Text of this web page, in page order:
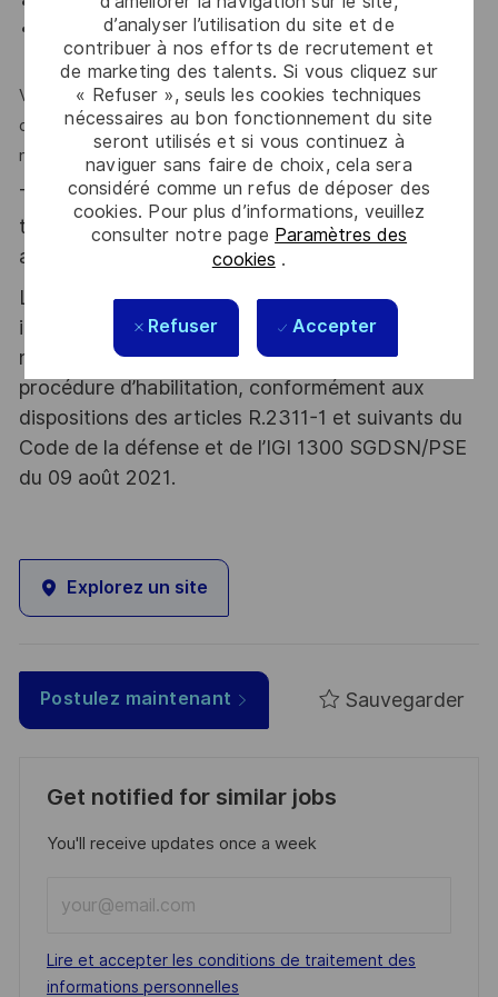
d’analyser l’utilisation du site et de
contribuer à nos efforts de recrutement et
de marketing des talents. Si vous cliquez sur
« Refuser », seuls les cookies techniques
nécessaires au bon fonctionnement du site
seront utilisés et si vous continuez à
naviguer sans faire de choix, cela sera
considéré comme un refus de déposer des
cookies. Pour plus d’informations, veuillez
consulter notre page Paramètres des
cookies .
Refuser Accepter
Validation du bon fonctionnement par des tests
unitaires, tests d’intégration et tests fonctionnels.
Vous vous reconnaissez dans ce profil et souhaitez relever
de nouveaux défis au cœur des enjeux de souveraineté
nationale ? Rejoignez-nous !
Thales, entreprise Handi-Engagée, reconnait
tous les talents. La diversité est notre meilleur
atout. Postulez et rejoignez nous !
Le poste pouvant nécessiter d'accéder à des
informations relevant du secret de la défense
nationale, la personne retenue fera l'objet d'une
procédure d’habilitation, conformément aux
dispositions des articles R.2311-1 et suivants du
Code de la défense et de l’IGI 1300 SGDSN/PSE
du 09 août 2021.
Explorez un site
Postulez maintenant Sauvegarder
Get notified for similar jobs
You'll receive updates once a week
Email
address
(Required)
Required
Lire et accepter les conditions de traitement des
informations personnelles